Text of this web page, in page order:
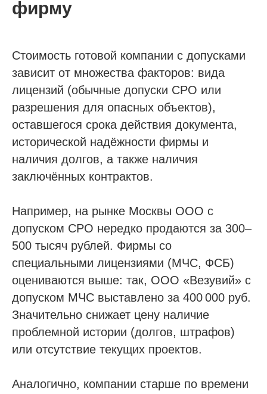
фирму
Стоимость готовой компании с допусками
зависит от множества факторов: вида
лицензий (обычные допуски СРО или
разрешения для опасных объектов),
оставшегося срока действия документа,
исторической надёжности фирмы и
наличия долгов, а также наличия
заключённых контрактов.
Например, на рынке Москвы ООО с
допуском СРО нередко продаются за 300–
500 тысяч рублей. Фирмы со
специальными лицензиями (МЧС, ФСБ)
оцениваются выше: так, ООО «Везувий» с
допуском МЧС выставлено за 400 000 руб.
Значительно снижает цену наличие
проблемной истории (долгов, штрафов)
или отсутствие текущих проектов.
Аналогично, компании старше по времени
Напишите нам в мессенджер
Услуги
Строительно-монтажные СРО
Проектные СРО
Изыскания СРО
Специалисты НРС для СРО
Независимая оценка квалификации (НОК)
Покупка готовой компании (ООО)
Получить аккредитацию ФКР
Пройти отбор на тендеры в ФКР
Доп услуги
Лицензии
Лицензия на лом металлов
Лицензия МЧС